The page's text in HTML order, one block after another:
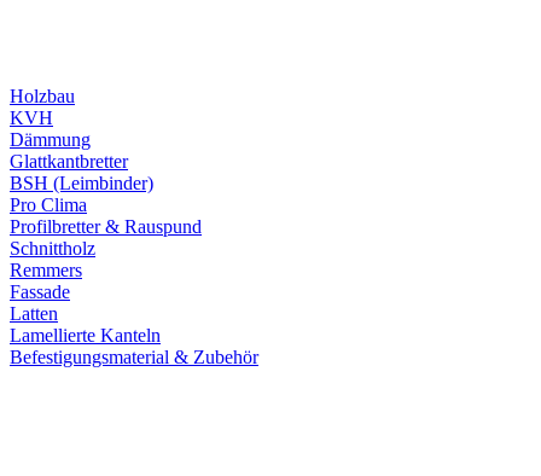
Holzbau
KVH
Dämmung
Glattkantbretter
BSH (Leimbinder)
Pro Clima
Profilbretter & Rauspund
Schnittholz
Remmers
Fassade
Latten
Lamellierte Kanteln
Befestigungsmaterial & Zubehör